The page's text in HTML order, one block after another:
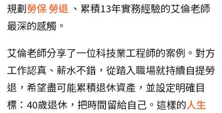
規劃勞保勞退 、累積13年實務經驗的艾倫老師
最深的感觸。
艾倫老師分享了一位科技業工程師的案例。對方
工作認真、薪水不錯，從踏入職場就持續自提勞
退，希望盡可能累積退休資產，並設定明確目
標：40歲退休，把時間留給自己。這樣的人生